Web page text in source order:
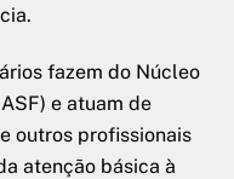
fazem do Núcleo
e atuam de
outros profissionais
atenção básica à